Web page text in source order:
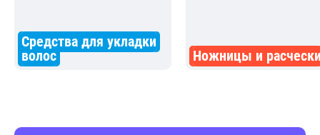
Средства для укладки
волос
Ножницы и